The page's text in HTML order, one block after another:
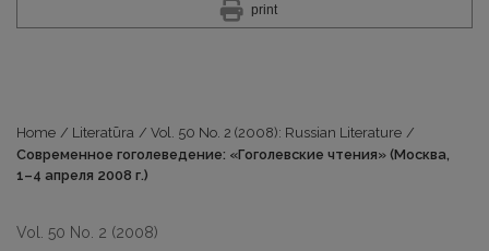
print
Home / Literatūra / Vol. 50 No. 2 (2008): Russian Literature /
Современное гоголеведение: «Гоголевские чтения» (Москва,
1–4 апреля 2008 г.)
Vol. 50 No. 2 (2008)